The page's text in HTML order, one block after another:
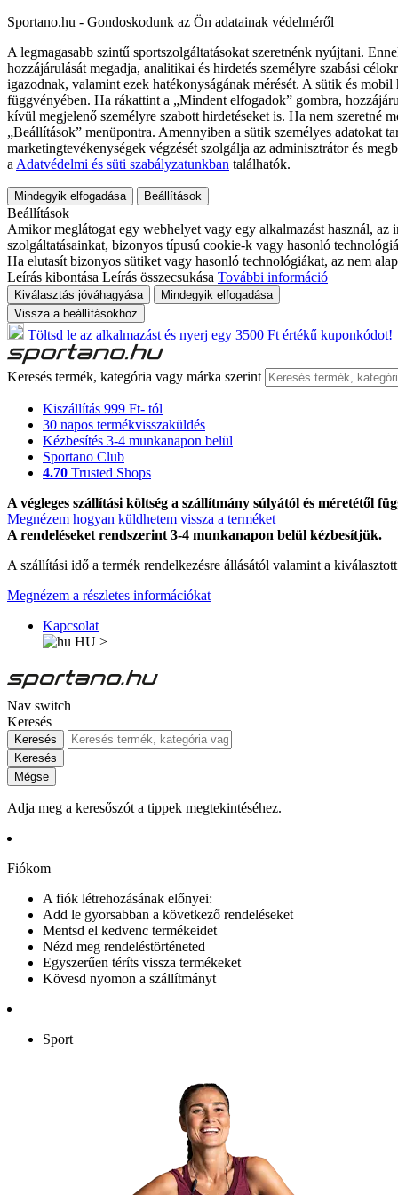
Sportano.hu - Gondoskodunk az Ön adatainak védelméről
A legmagasabb szintű sportszolgáltatásokat szeretnénk nyújtani.
hozzájárulását megadja, analitikai és hirdetés személyre szabási
igazodnak, valamint ezek hatékonyságának mérését. A sütik és
függvényében. Ha rákattint a „Mindent elfogadok” gombra,
kívül megjelenő személyre szabott hirdetéseket is. Ha nem szeretné
„Beállítások” menüpontra. Amennyiben a sütik személyes adatokat
marketingtevékenységek végzését szolgálja az adminisztrátor és
a Adatvédelmi és süti szabályzatunkban találhatók.
Mindegyik elfogadása Beállítások
Beállítások
Amikor meglátogat egy webhelyet vagy egy alkalmazást használ,
szolgáltatásainkat, bizonyos típusú cookie-k vagy hasonló
Ha elutasít bizonyos sütiket vagy hasonló technológiákat, az nem
Leírás kibontása Leírás összecsukása További információ
Kiválasztás jóváhagyása
Mindegyik elfogadása
Vissza a beállításokhoz
Töltsd le az alkalmazást és nyerj egy 3500 Ft értékű kuponkódot!
Keresés termék, kategória vagy márka szerint
Kiszállítás 999 Ft- tól
30 napos termékvisszaküldés
Kézbesítés 3-4 munkanapon belül
Sportano Club
4.70 Trusted Shops
A végleges szállítási költség a szállítmány súlyától és méretétől
Megnézem hogyan küldhetem vissza a terméket
A rendeléseket rendszerint 3-4 munkanapon belül kézbesítjük.
A szállítási idő a termék rendelkezésre állásától valamint a
Megnézem a részletes információkat
Kapcsolat
HU >
Nav switch
Keresés
Keresés
Keresés
Mégse
Adja meg a keresőszót a tippek megtekintéséhez.
Fiókom
A fiók létrehozásának előnyei:
Add le gyorsabban a következő rendeléseket
Mentsd el kedvenc termékeidet
Nézd meg rendeléstörténeted
Egyszerűen téríts vissza termékeket
Kövesd nyomon a szállítmányt
Sport